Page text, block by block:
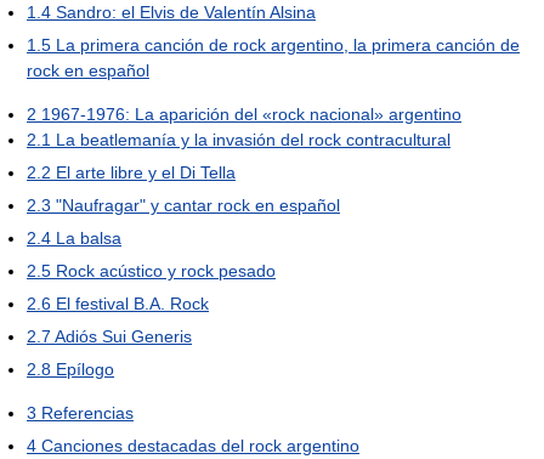
1.4 Sandro: el Elvis de Valentín Alsina
1.5 La primera canción de rock argentino, la primera canción de
rock en español
2 1967-1976: La aparición del «rock nacional» argentino
2.1 La beatlemanía y la invasión del rock contracultural
2.2 El arte libre y el Di Tella
2.3 "Naufragar" y cantar rock en español
2.4 La balsa
2.5 Rock acústico y rock pesado
2.6 El festival B.A. Rock
2.7 Adiós Sui Generis
2.8 Epílogo
3 Referencias
4 Canciones destacadas del rock argentino